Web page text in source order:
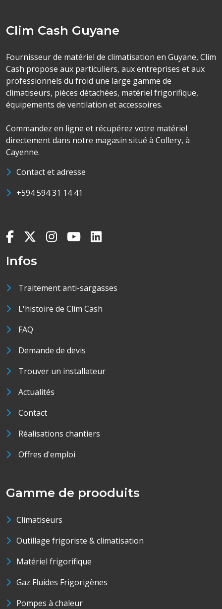
Clim Cash Guyane
Fournisseur de matériel de climatisation en Guyane, Clim
Cash propose aux particuliers, aux entreprises et aux
professionnels du froid une large gamme de
climatiseurs, pièces détachées, matériel frigorifique,
équipements de ventilation et accessoires.
Commandez en ligne et récupérez votre matériel
directement dans notre magasin situé à Collery, à
Cayenne.
Contact et adresse
+594 594 31 14 41
Infos
Traitement anti-sargasses
L'histoire de Clim Cash
FAQ
Demande de devis
Trouver un installateur
Actualités
Contact
Réalisations chantiers
Offres d'emploi
Gamme de prooduits
Climatiseurs
Outillage frigoriste & climatisation
Matériel frigorifique
Gaz Fluides Frigorigènes
Pompes à chaleur